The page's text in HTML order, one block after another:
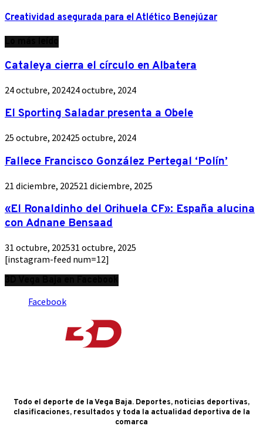
Creatividad asegurada para el Atlético Benejúzar
Cataleya cierra el círculo en Albatera
24 octubre, 202424 octubre, 2024
El Sporting Saladar presenta a Obele
25 octubre, 202425 octubre, 2024
Fallece Francisco González Pertegal ‘Polín’
21 diciembre, 202521 diciembre, 2025
«El Ronaldinho del Orihuela CF»: España alucina
con Adnane Bensaad
31 octubre, 202531 octubre, 2025
[instagram-feed num=12]
Facebook
Todo el deporte de la Vega Baja. Deportes, noticias deportivas,
clasificaciones, resultados y toda la actualidad deportiva de la
comarca